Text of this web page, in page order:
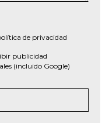
de privacidad
publicidad
(incluido Google)